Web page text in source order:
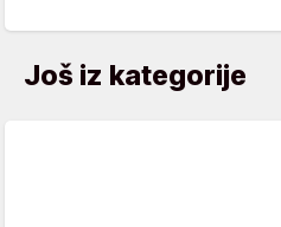
Još iz kategorije